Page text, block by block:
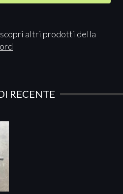
scopri altri prodotti della
RECENTE